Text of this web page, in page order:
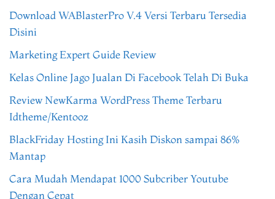
Download WABlasterPro V.4 Versi Terbaru Tersedia
Disini
Marketing Expert Guide Review
Kelas Online Jago Jualan Di Facebook Telah Di Buka
Review NewKarma WordPress Theme Terbaru
Idtheme/Kentooz
BlackFriday Hosting Ini Kasih Diskon sampai 86%
Mantap
Cara Mudah Mendapat 1000 Subcriber Youtube
Dengan Cepat